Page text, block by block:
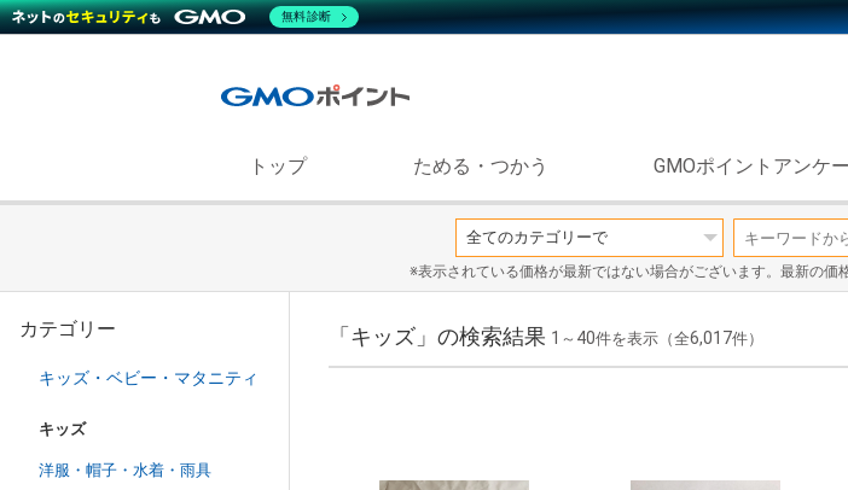
トップ ためる・つかう GMOポイントアンケ
※表示されている価格が最新ではない場合がございます。最新の価
カテゴリー
キッズ・ベビー・マタニティ
キッズ
洋服・帽子・水着・雨具
「キッズ」の検索結果 1 ～ 40件を表示（全6,017件）
無料診断